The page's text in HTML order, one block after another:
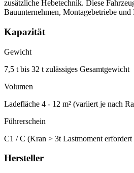
zusätzliche Hebetechnik. Diese
Bauunternehmen, Montagebetriebe
Kapazität
Gewicht
7,5 t bis 32 t zulässiges Gesamtgewicht
Volumen
Ladefläche 4 - 12 m² (variiert je nach
Führerschein
C1 / C (Kran > 3t Lastmoment
Hersteller